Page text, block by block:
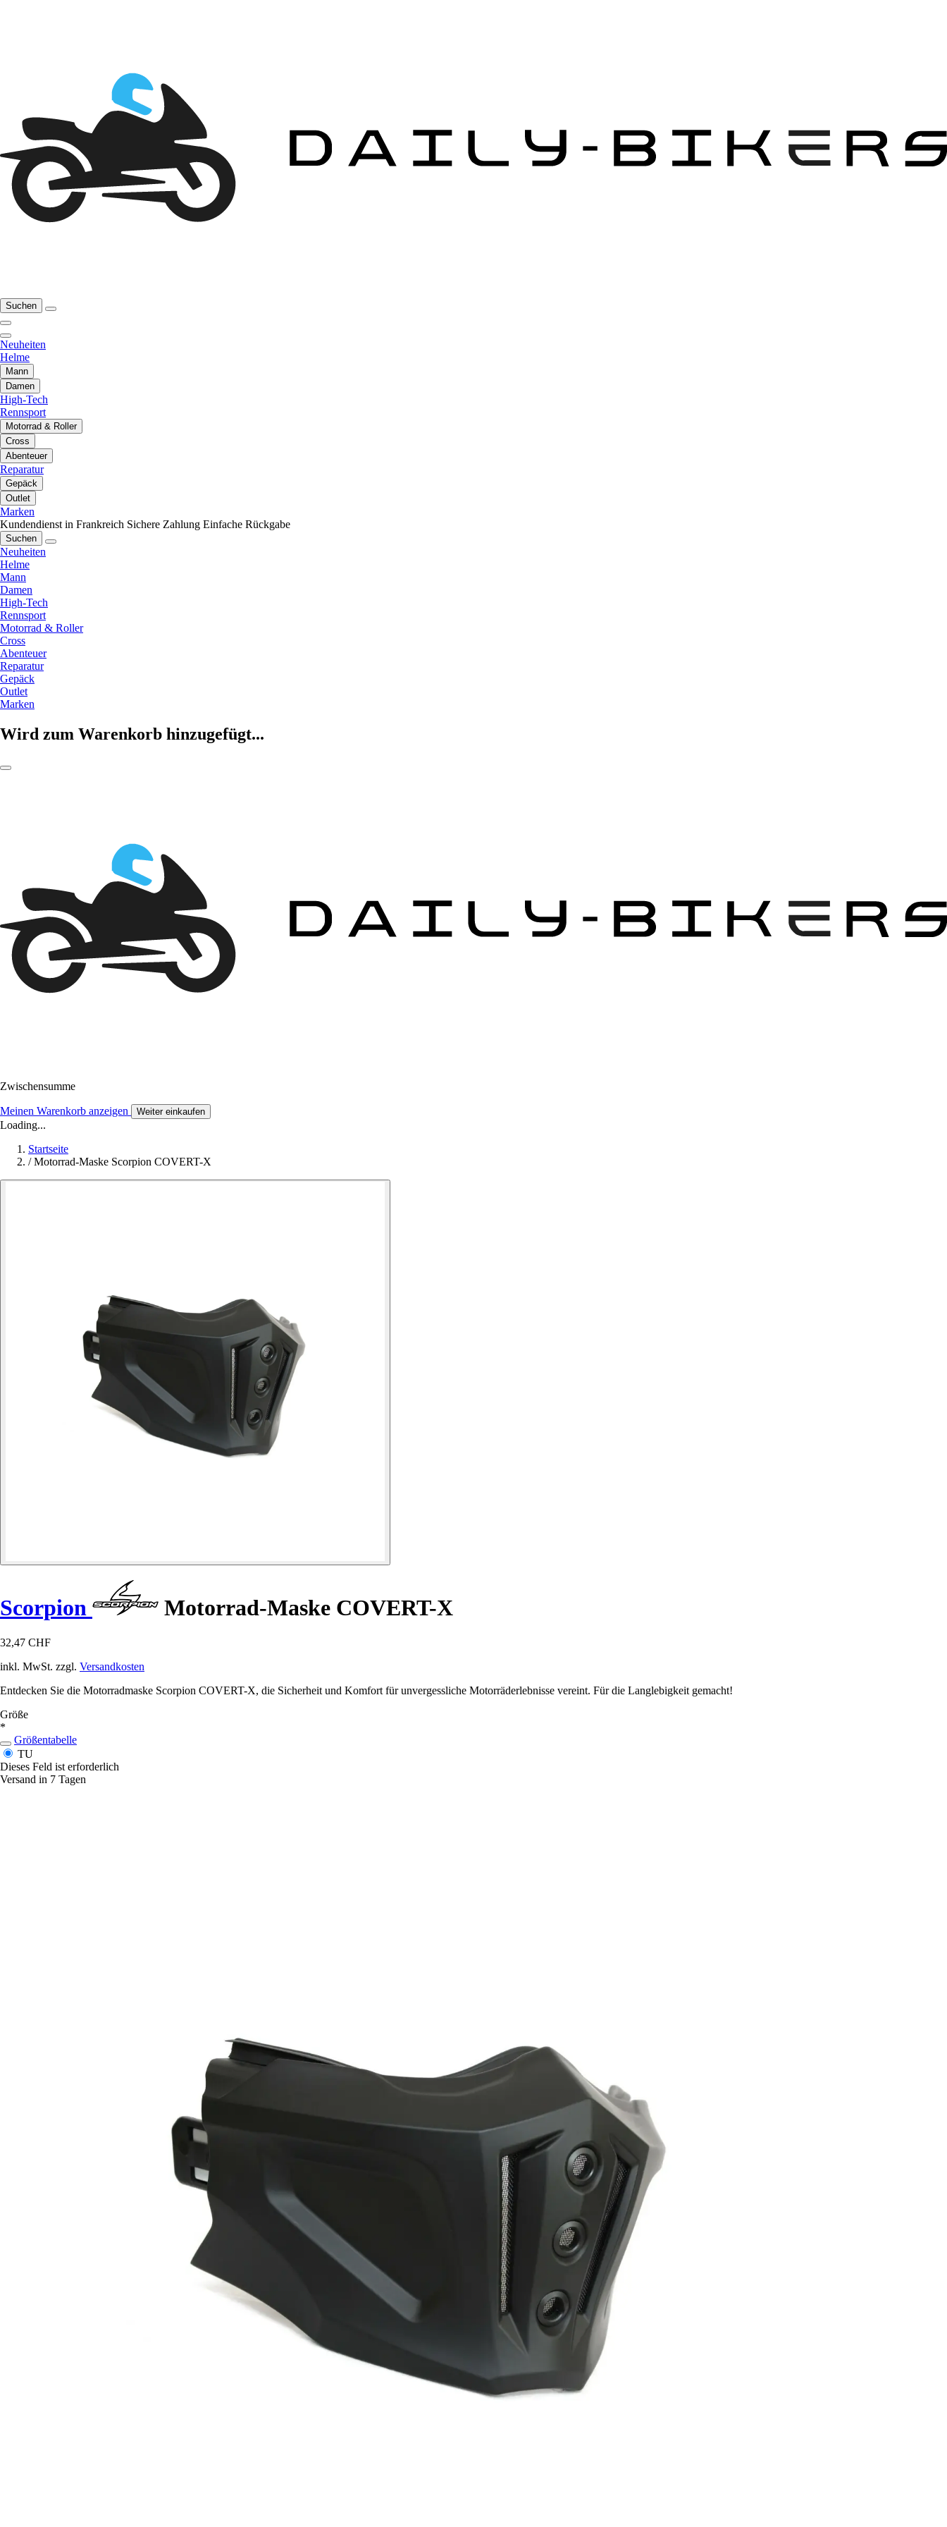
Suchen
Neuheiten
Helme
Mann
Damen
High-Tech
Rennsport
Motorrad & Roller
Cross
Abenteuer
Reparatur
Gepäck
Outlet
Marken
Kundendienst in Frankreich Sichere Zahlung Einfache Rückgabe
Suchen
Neuheiten
Helme
Mann
Damen
High-Tech
Rennsport
Motorrad & Roller
Cross
Abenteuer
Reparatur
Gepäck
Outlet
Marken
Wird zum Warenkorb hinzugefügt...
Zwischensumme
Meinen Warenkorb anzeigen Weiter einkaufen
Loading...
Startseite
/ Motorrad-Maske Scorpion COVERT-X
Scorpion Motorrad-Maske COVERT-X
32,47 CHF
inkl. MwSt. zzgl. Versandkosten
Entdecken Sie die Motorradmaske Scorpion COVERT-X, die Sicherheit und Komfort für unvergessliche Motorräderlebnisse vereint. Für die Langlebigkeit gemacht!
Größe
*
Größentabelle
TU
Dieses Feld ist erforderlich
Versand in 7 Tagen